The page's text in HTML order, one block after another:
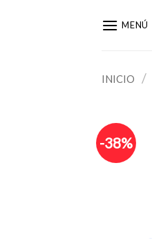
MENÚ
INICIO /
-38%